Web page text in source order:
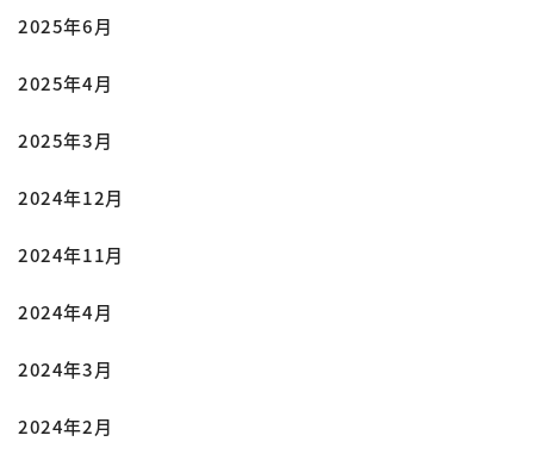
2025年6月
2025年4月
2025年3月
2024年12月
2024年11月
2024年4月
2024年3月
2024年2月